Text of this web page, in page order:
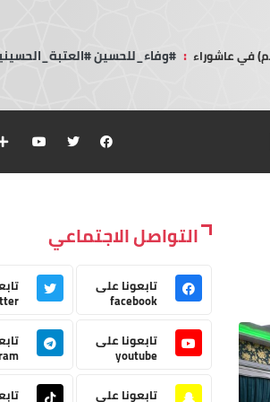
في عاشوراء : #وفاء_للحسين
التواصل الاجتماعي
تابعونا على
facebook
تابعونا على
youtube
تابعونا على